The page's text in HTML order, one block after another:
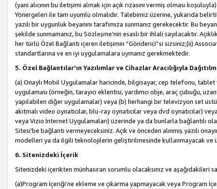
(yani alıcının bu iletişimi almak için açık rızasını vermiş olması
Yönergeleri ile tam uyumlu olmalıdır. Talebimiz üzerine, yukarıda
yazılı bir uygunluk beyanını tarafımıza sunmanız gerekecektir. Bu
şekilde sunmamanız, bu Sözleşme’nin esaslı bir ihlali sayılacaktır.
her türlü Özel Bağlantı içeren iletişimin “Gönderici”si sizsiniz;(ii)
standartlarına ve en iyi uygulamalara uymanız gerekmektedir.
5. Özel Bağlantılar’ın Yazılımlar ve Cihazlar Aracılığıyla
(a) Onaylı Mobil Uygulamalar haricinde, bilgisayar, cep telefonu,
uygulaması (örneğin, tarayıcı eklentisi, yardımcı obje, araç çubuğu,
yapılabilen diğer uygulamalar) veya (b) herhangi bir televizyon set
akıtmalı video oynatıcılar, blu-ray oynatıcılar veya dvd oynatıcılar)
veya Vizio İnternet Uygulamaları) üzerinde ya da bunlarla bağlantılı
Sitesi’be bağlantı vermeyeceksiniz. Açık ve önceden alınmış yazılı
modelleri ya da ilgili teknolojilerin geliştirilmesinde kullanmayacak ve
6. Sitenizdeki İçerik
Sitenizdeki içerikten münhasıran sorumlu olacaksınız ve aşağıdakileri
(a)Program İçeriği’ne ekleme ve çıkarma yapmayacak veya Program